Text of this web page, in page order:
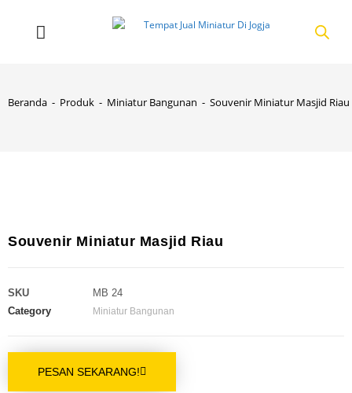
Beranda - Produk - Miniatur Bangunan - Souvenir Miniatur Masjid Riau
Souvenir Miniatur Masjid Riau
SKU
MB 24
Category
Miniatur Bangunan
PESAN SEKARANG!